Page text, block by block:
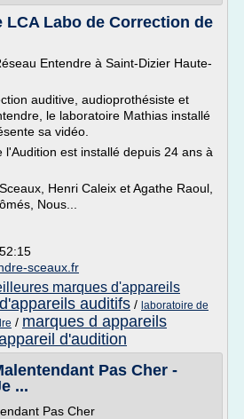
LCA Labo de Correction de
Entendre à Saint-Dizier Haute-
auditive, audioprothésiste et
le laboratoire Mathias installé
sa vidéo.
l'Audition est installé depuis 24 ans à
Henri Caleix et Agathe Raoul,
Nous...
sceaux.fr
marques d'appareils
auditifs / laboratoire de
/ marques d appareils
d'audition
Pas Cher -
...
Pas Cher